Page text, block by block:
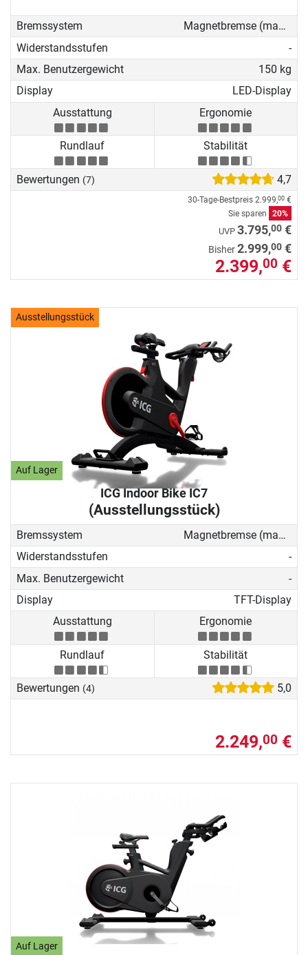
Bremssystem
Magnetbremse (manuell)
Widerstandsstufen
-
Max. Benutzergewicht
150 kg
Display
LED-Display
Ausstattung
Ergonomie
Rundlauf Stabilität
Bewertungen (7) 4,7
30-Tage-Bestpreis 2.999,00 €
Sie sparen
20%
UVP 3.795,00 €
Bisher2.999,00 €
2.399,00 €
Ausstellungsstück
Auf Lager
ICG Indoor Bike IC7
(Ausstellungsstück)
Bremssystem
Magnetbremse (manuell)
Widerstandsstufen
-
Max. Benutzergewicht
-
Display
TFT-Display
Ausstattung
Ergonomie
Rundlauf Stabilität
Bewertungen (4) 5,0
2.249,00 €
Auf Lager